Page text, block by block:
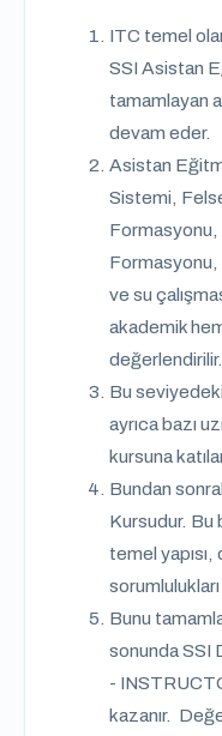
ITC temel
SSI Asistan
tamamlayan
devam eder.
Asistan
Sistemi,
Formasyonu,
ve su
akademik
değerlendirilir.
Bu
ayrıca bazı
kursuna
Bundan
Kursudur. Bu
temel
Bunu
sonunda SSI
-
kazanır.